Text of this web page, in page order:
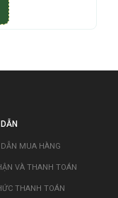
MUA HÀNG
VÀ THANH TOÁN
THANH TOÁN